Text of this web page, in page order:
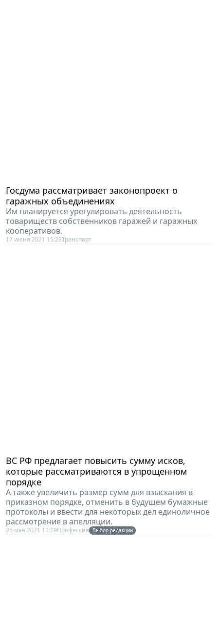
Госдума рассматривает законопроект о
гаражных объединениях
Им планируется урегулировать деятельность
товариществ собственников гаражей и гаражных
кооперативов.
17 июня 2021 15:23Транспорт
ВС РФ предлагает повысить сумму исков,
которые рассматриваются в упрощенном
порядке
А также увеличить размер сумм для взыскания в
приказном порядке, отменить в будущем бумажные
протоколы и ввести для некоторых дел единоличное
рассмотрение в апелляции.
26 мая 2021 11:19Профессия Выбор редакции